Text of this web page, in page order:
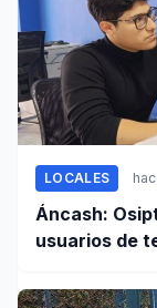
LOCALES
Áncash:
usuarios de